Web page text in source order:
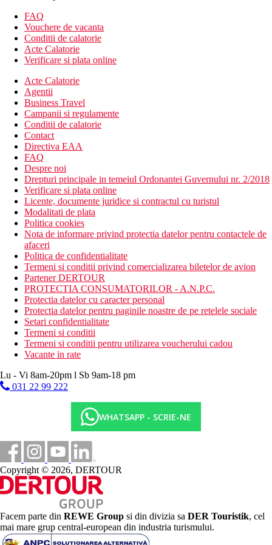
inchiriere auto/biciclete
spalatorie
Internet WIFI gratuit
nisipos
sezlonguri si umbrele contra cost
Activitati sportive
Gratuit
piscina cu apa dulce
sezlonguri si umbrele la piscina, prosoape la un depozit
darts
tenis de masa
animatii de zi si de seara
Contra cost
biliard
sporturi nautice pe plaja
Mese
Demipensiune (DP) – mic dejun si cina tip bufet.
Bauturile cu cina sunt contra cost.
Pensiune completa (FB) – mic dejun, pranz, cina tip bufet.
Bauturile pentru pranz si cina sunt taxate.
Categoria oficiala
3 stele
Distanţe
Distanta de cel mai apropiat aeroport
Distanta pana la plaja
Plaja
Vacanta la plaja
Galerie foto
FAQ
Vouchere de vacanta
Conditii de calatorie
Acte Calatorie
Verificare si plata online
Acte Calatorie
Agentii
Business Travel
Campanii si regulamente
Conditii de calatorie
Contact
Directiva EAA
FAQ
Despre noi
Drepturi principale in temeiul Ordonantei Guvernului nr. 2/2018
Verificare si plata online
Licente, documente juridice si contractul cu turistul
Modalitati de plata
Politica cookies
Nota de informare privind protectia datelor pentru contactele de
afaceri
Politica de confidentialitate
Termeni si conditii privind comercializarea biletelor de avion
Partener DERTOUR
PROTECTIA CONSUMATORILOR - A.N.P.C.
Protectia datelor cu caracter personal
Protectia datelor pentru paginile noastre de pe retelele sociale
Setari confidentialitate
Termeni si conditii
Termeni si conditii pentru utilizarea voucherului cadou
Vacante in rate
Lu - Vi 8am-20pm l Sb 9am-18 pm
031 22 99 222
WHATSAPP - SCRIE-NE
Copyright © 2026, DERTOUR
Facem parte din REWE Group si din divizia sa DER Touristik, cel
mai mare grup central-european din industria turismului.